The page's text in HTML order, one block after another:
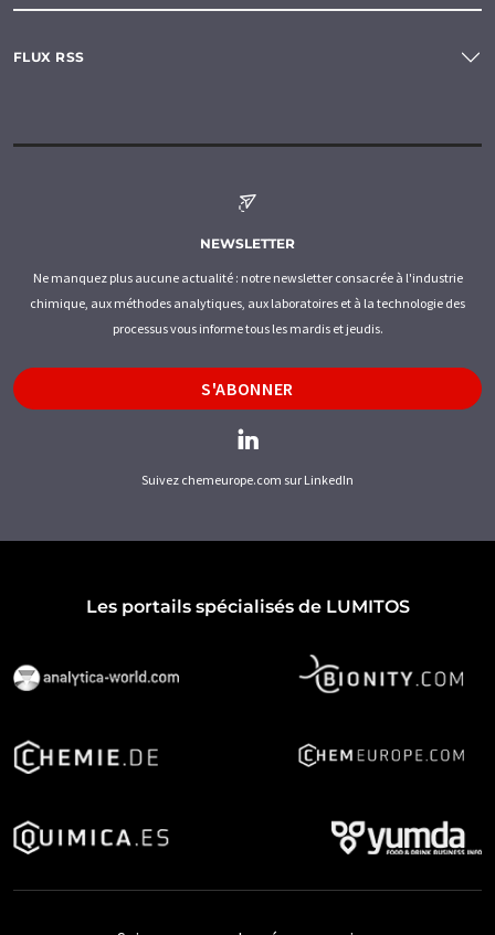
FLUX RSS
NEWSLETTER
Ne manquez plus aucune actualité : notre newsletter consacrée à l'industrie
chimique, aux méthodes analytiques, aux laboratoires et à la technologie des
processus vous informe tous les mardis et jeudis.
S'ABONNER
Suivez chemeurope.com sur LinkedIn
Les portails spécialisés de LUMITOS